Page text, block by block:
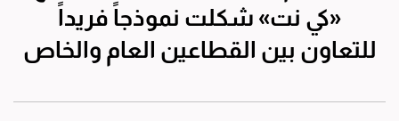
«كي نت» شكلت نموذجاً فريداً
للتعاون بين القطاعين العام والخاص